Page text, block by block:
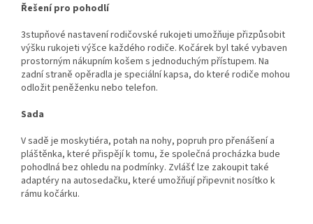
Řešení pro pohodlí
3stupňové nastavení rodičovské rukojeti umožňuje přizpůsobit
výšku rukojeti výšce každého rodiče. Kočárek byl také vybaven
prostorným nákupním košem s jednoduchým přístupem. Na
zadní straně opěradla je speciální kapsa, do které rodiče mohou
odložit peněženku nebo telefon.
Sada
V sadě je moskytiéra, potah na nohy, popruh pro přenášení a
pláštěnka, které přispějí k tomu, že společná procházka bude
pohodlná bez ohledu na podmínky. Zvlášť lze zakoupit také
adaptéry na autosedačku, které umožňují připevnit nosítko k
rámu kočárku.